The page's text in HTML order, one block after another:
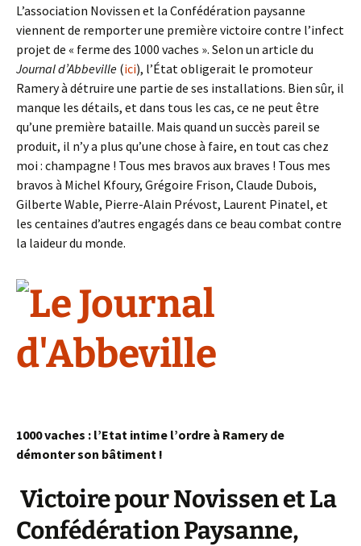
L’association Novissen et la Confédération paysanne
viennent de remporter une première victoire contre l’infect
projet de « ferme des 1000 vaches ». Selon un article du
Journal d’Abbeville (ici), l’État obligerait le promoteur
Ramery à détruire une partie de ses installations. Bien sûr, il
manque les détails, et dans tous les cas, ce ne peut être
qu’une première bataille. Mais quand un succès pareil se
produit, il n’y a plus qu’une chose à faire, en tout cas chez
moi : champagne ! Tous mes bravos aux braves ! Tous mes
bravos à Michel Kfoury, Grégoire Frison, Claude Dubois,
Gilberte Wable, Pierre-Alain Prévost, Laurent Pinatel, et
les centaines d’autres engagés dans ce beau combat contre
la laideur du monde.
1000 vaches : l’Etat intime l’ordre à Ramery de
démonter son bâtiment !
Victoire pour Novissen et La
Confédération Paysanne,